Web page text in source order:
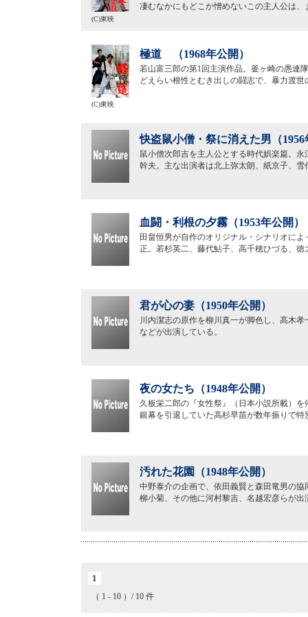
凄むなかにもどこか憎めないこの主人公は
(C)東映
極道 （1968年公開）
若山富三郎の第1回主演作品。釜ヶ崎の愚連
どえらい根性とむき出しの闘志で、暴力渡
(C)東映
快盗鼠小僧・祭に消えた男（1956
鼠小僧次郎吉を主人公とする時代娯楽篇。
幹夫。主な出演者は北上弥太朗、紙京子、
血闘・利根の夕霧（1953年公開）
田畠恒男が自作のオリジナル・シナリオに
正。若杉英二、藤代鮎子、高千穂ひづる、徳
君が心の妻（1950年公開）
川内潔志の原作を柳川真一が脚色し、高木
などが出演している。
夜の女たち（1948年公開）
久板栄二郎の『女性祭』（日本小説所載）
銀幕を引退していた高杉早苗が数年振りで
汚れた花園（1948年公開）
中野泰介の企画で、依田義賢と森田竜男の
柳小菊、その他に河村黎吉、名越宏彦らが出
1
（ 1 - 10 ）/ 10 件